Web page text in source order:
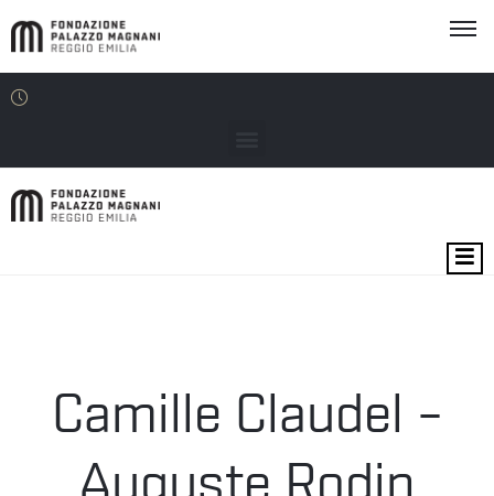
Camille Claudel –